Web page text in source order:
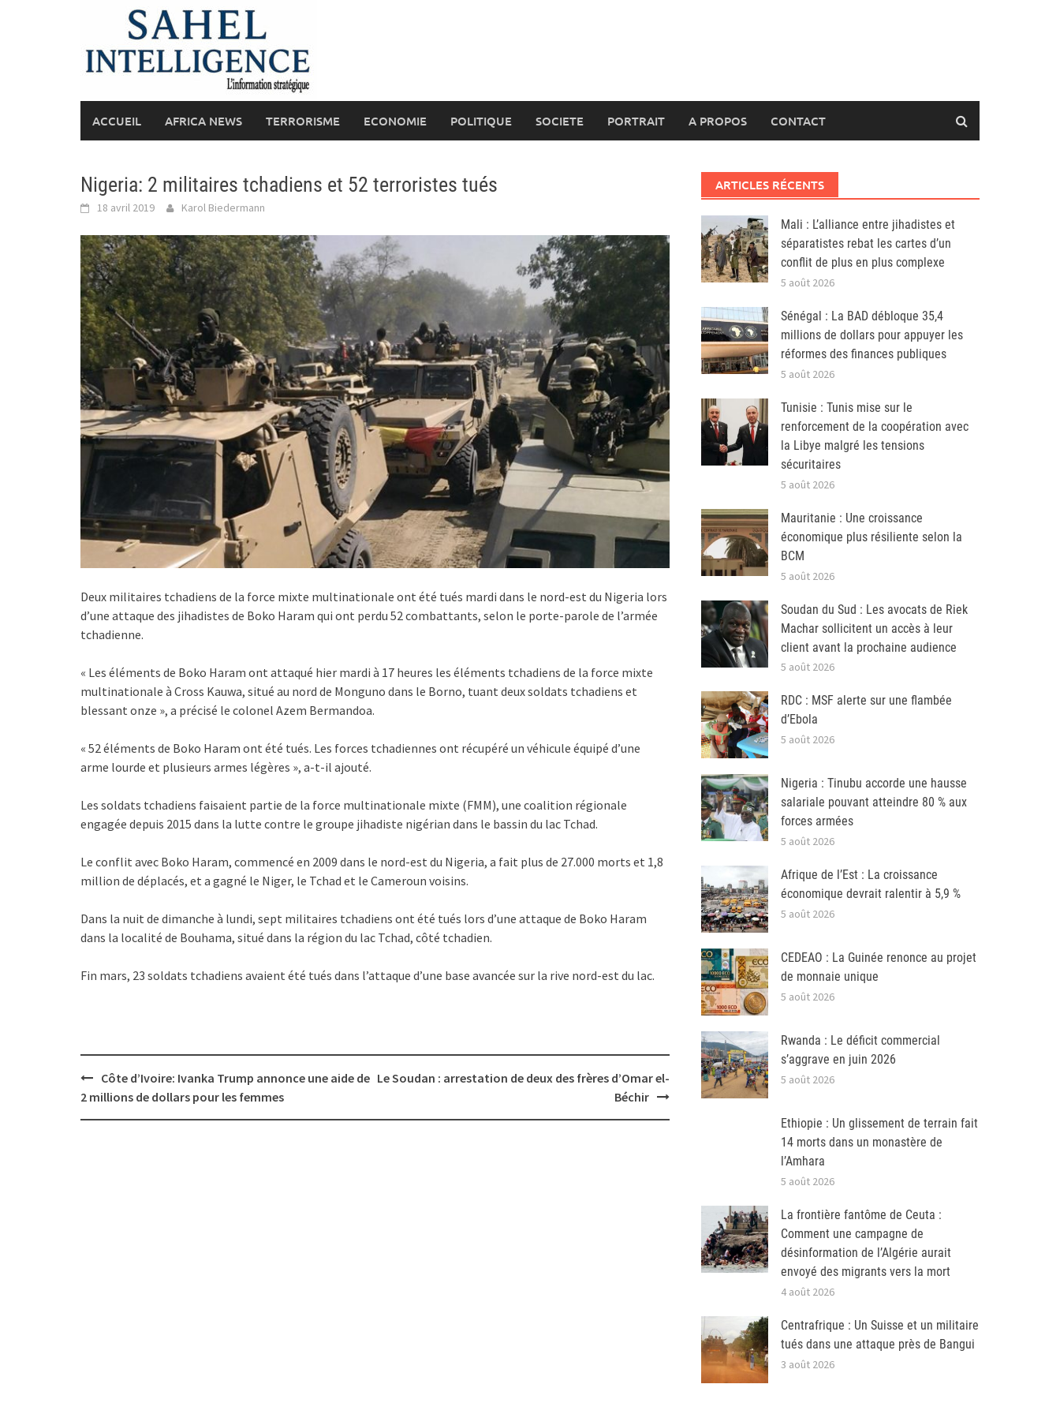
ACCUEIL AFRICA NEWS TERRORISME ECONOMIE POLITIQUE SOCIETE PORTRAIT A PROPOS CONTACT
Nigeria: 2 militaires tchadiens et 52 terroristes tués
18 avril 2019 Karol Biedermann
Deux militaires tchadiens de la force mixte multinationale ont été tués mardi dans le nord-est du Nigeria lors
d’une attaque des jihadistes de Boko Haram qui ont perdu 52 combattants, selon le porte-parole de l’armée
tchadienne.
« Les éléments de Boko Haram ont attaqué hier mardi à 17 heures les éléments tchadiens de la force mixte
multinationale à Cross Kauwa, situé au nord de Monguno dans le Borno, tuant deux soldats tchadiens et
blessant onze », a précisé le colonel Azem Bermandoa.
« 52 éléments de Boko Haram ont été tués. Les forces tchadiennes ont récupéré un véhicule équipé d’une
arme lourde et plusieurs armes légères », a-t-il ajouté.
Les soldats tchadiens faisaient partie de la force multinationale mixte (FMM), une coalition régionale
engagée depuis 2015 dans la lutte contre le groupe jihadiste nigérian dans le bassin du lac Tchad.
Le conflit avec Boko Haram, commencé en 2009 dans le nord-est du Nigeria, a fait plus de 27.000 morts et 1,8
million de déplacés, et a gagné le Niger, le Tchad et le Cameroun voisins.
Dans la nuit de dimanche à lundi, sept militaires tchadiens ont été tués lors d’une attaque de Boko Haram
dans la localité de Bouhama, situé dans la région du lac Tchad, côté tchadien.
Fin mars, 23 soldats tchadiens avaient été tués dans l’attaque d’une base avancée sur la rive nord-est du lac.
Post
navigation
Côte d’Ivoire: Ivanka Trump annonce une aide de
2 millions de dollars pour les femmes
Le Soudan : arrestation de deux des frères d’Omar el-
Béchir
ARTICLES RÉCENTS
Mali : L’alliance entre jihadistes et
séparatistes rebat les cartes d’un
conflit de plus en plus complexe
5 août 2026
Sénégal : La BAD débloque 35,4
millions de dollars pour appuyer les
réformes des finances publiques
5 août 2026
Tunisie : Tunis mise sur le
renforcement de la coopération avec
la Libye malgré les tensions
sécuritaires
5 août 2026
Mauritanie : Une croissance
économique plus résiliente selon la
BCM
5 août 2026
Soudan du Sud : Les avocats de Riek
Machar sollicitent un accès à leur
client avant la prochaine audience
5 août 2026
RDC : MSF alerte sur une flambée
d’Ebola
5 août 2026
Nigeria : Tinubu accorde une hausse
salariale pouvant atteindre 80 % aux
forces armées
5 août 2026
Afrique de l’Est : La croissance
économique devrait ralentir à 5,9 %
5 août 2026
CEDEAO : La Guinée renonce au projet
de monnaie unique
5 août 2026
Rwanda : Le déficit commercial
s’aggrave en juin 2026
5 août 2026
Ethiopie : Un glissement de terrain fait
14 morts dans un monastère de
l’Amhara
5 août 2026
La frontière fantôme de Ceuta :
Comment une campagne de
désinformation de l’Algérie aurait
envoyé des migrants vers la mort
4 août 2026
Centrafrique : Un Suisse et un militaire
tués dans une attaque près de Bangui
3 août 2026